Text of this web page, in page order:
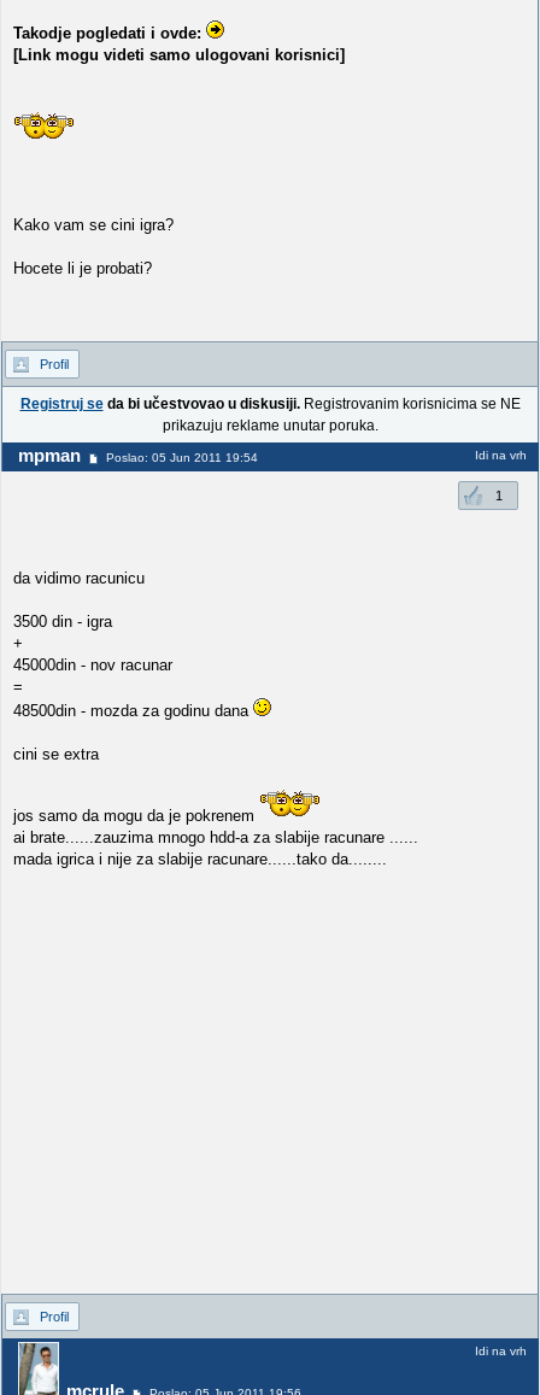
Takodje pogledati i ovde:
[Link mogu videti samo ulogovani korisnici]
Kako vam se cini igra?
Hocete li je probati?
Profil
Registruj seda bi učestvovao u diskusiji.Registrovanim korisnicima se NE
prikazuju reklame unutar poruka.
mpman Poslao: 05 Jun 2011 19:54 Idi na vrh
1
da vidimo racunicu
3500 din - igra
+
45000din - nov racunar
=
48500din - mozda za godinu dana
cini se extra
jos samo da mogu da je pokrenem
ai brate......zauzima mnogo hdd-a za slabije racunare ......
mada igrica i nije za slabije racunare......tako da........
Profil
mcrule
Idi na vrh